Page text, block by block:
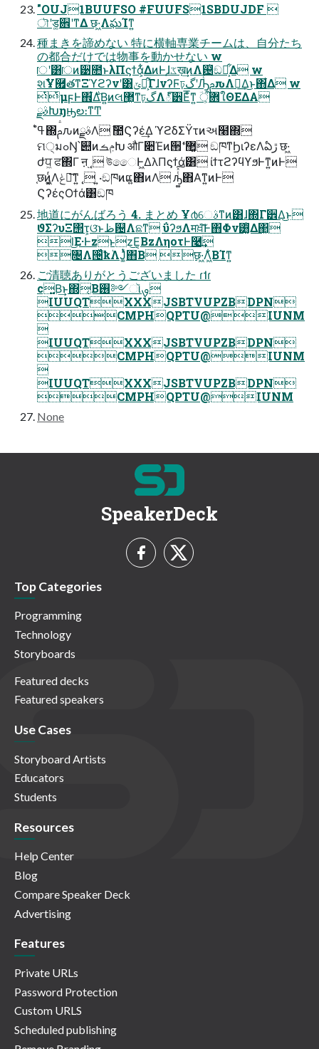
"OUJ1BUUFSO #FUUFS1SBDUJDF 
ৗʹड͚਎ʹͳΔ छ·͖ΛఘΊͳ͍
種まきを諦めない 特に横軸専業チームは、⾃分たち
の都合だけでは物事を動かせない w
ॎʹ͸ॎͷ੹೚ͱλΠϛϯά͕͋ΔͷͰɺػ͕ख़͢ͷΛ଴ͭඞཁ͕͋Δ w
શࣾҰ཯తͳΞϓϩʔνʹ͸ݶք͕͋ΓɺνʔϜঢ়گʹԠͨ͡ࢧԉΛཁ͢Δ͜ͱ΋͋Δ w
ͭͭμϝͰ΋͕࣍͋Δ͘Β͍ͷલ޲͖ͳঢ়گΛ్੾Εͤ͞ͳ͍ ؔ܎ऀ͕ใΘΕΔΑ͏
ࣄྫԽŋԣల։ͳͲ
ߟ͑ํ΍ࢧԉͷࣄྫΛ ࣾ಺Ϛʔέ͢Δ ϓϩδΣΫτͷઅ໨΍
ମ੍มߋŊ՝୊ͷݦࡏԽ औΓ૊Έͷ੒ޭʹ޲͚ ඞཁͳϦιʔεΛఏڙ छ·͖
ժਧ͖ ਫ΍Γ ऩ֭ ˛ উෛͰ͖ΔλΠϛϯά͸ ίϯτϩʔϥϒϧͰͳ͍ͷͰ
֤छͷ͖͔͚ͬΛݟಀ͞ͳ͍ ˛ ͍·ඞཁͷແ͍΋ͷΛ ԡ͚ͭͯ͠΋Α͘ͳ͍ͷͰ
ϚʔέςΟϯά͸ඞཁ
地道にがんばろう 4. まとめ Ұ൪େࣄͳͷ͸ɺ΍Γ੾Δ͜ͱ
ϑΣʔυΞ΢τ͕ଓ͘ͱظ଴Λଛͳ͏ ΰʔϧΛमਖ਼ͯ͠Ͱ΋Φν͸͚ͭΔ΂͖
l͜Ε·Ͱzͱz͜Ε͔ΒzΛηοτͰ࿩͢
৔Λ੔͑ͯҟٞΛͿ͚ͭͯ΋Β͏ छ·͖Λ͖͋ΒΊͳ͍
ご清聴ありがとうございました ɾ˦ɾ
c͍Β͢ͱ΍͔Β࢖༻ૉࡐ
IUUQTXXXJSBTVUPZBDPN
CMPHQPTU@IUNM

IUUQTXXXJSBTVUPZBDPN
CMPHQPTU@IUNM

IUUQTXXXJSBTVUPZBDPN
CMPHQPTU@IUNM
None
SpeakerDeck
Top Categories
Programming
Technology
Storyboards
Featured decks
Featured speakers
Use Cases
Storyboard Artists
Educators
Students
Resources
Help Center
Blog
Compare Speaker Deck
Advertising
Features
Private URLs
Password Protection
Custom URLS
Scheduled publishing